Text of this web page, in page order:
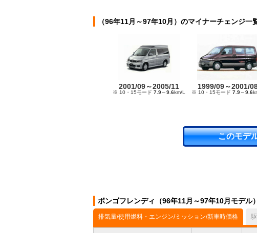
（96年11月～97年10月）のマイナーチェンジ一
2001/09～2005/11
※ 10・15モード 7.9～9.6km/L
1999/09～2001/
※ 10・15モード 7.9～9.6
このモデ
ボンゴフレンディ（96年11月～97年10月モデル
排気量/使用燃料・エンジン/ミッション/新車時価格